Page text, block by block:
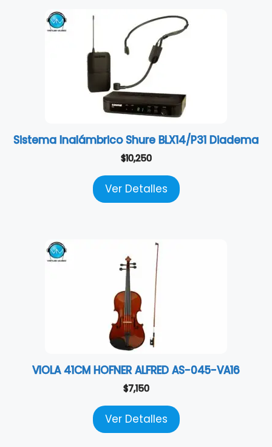
Sistema Inalámbrico Shure BLX14/P31 Diadema
$10,250
Ver Detalles
VIOLA 41CM HOFNER ALFRED AS-045-VA16
$7,150
Ver Detalles